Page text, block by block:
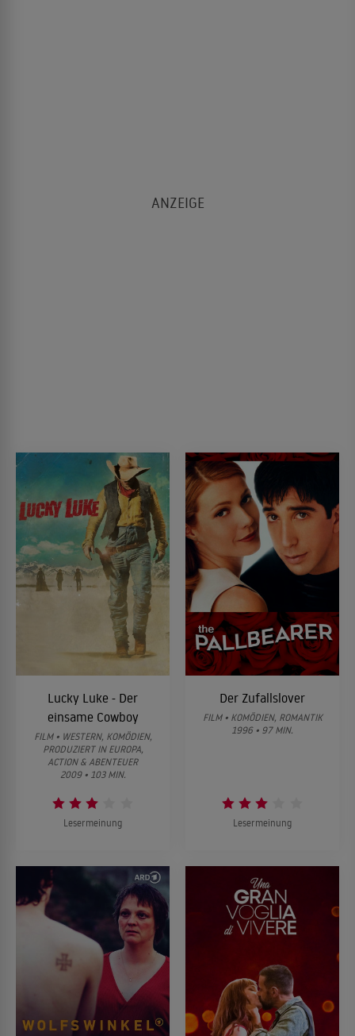
Lucky Luke - Der
einsame Cowboy
FILM • WESTERN, KOMÖDIEN,
PRODUZIERT IN EUROPA,
ACTION & ABENTEUER
2009 • 103 MIN.
Lesermeinung
Der Zufallslover
FILM • KOMÖDIEN, ROMANTIK
1996 • 97 MIN.
Lesermeinung